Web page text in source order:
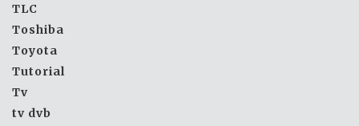
TLC
Toshiba
Toyota
Tutorial
Tv
tv dvb